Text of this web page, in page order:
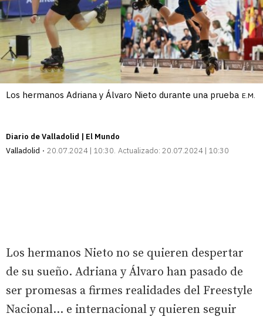
Los hermanos Adriana y Álvaro Nieto durante una prueba E.M.
Diario de Valladolid | El Mundo
Valladolid
20.07.2024 | 10:30 Actualizado: 20.07.2024 | 10:30
Los hermanos Nieto no se quieren despertar
de su sueño. Adriana y Álvaro han pasado de
ser promesas a firmes realidades del Freestyle
Nacional… e internacional y quieren seguir